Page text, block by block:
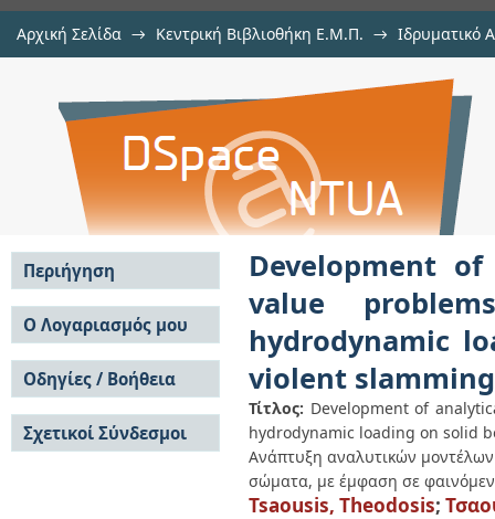
Αρχική Σελίδα → Κεντρική Βιβλιοθήκη Ε.Μ.Π. → Ιδρυματικό
Development of analytical
determination of the
violent slamming of free-surface
Development
value
hydrodynamic
violent
Τίτλος: Development of
hydrodynamic loading on solid
Ανάπτυξη αναλυτικών
σώματα, με έμφαση σε
Tsaousis, Theodosis;
Περιήγηση
Σε όλο το DSpace
Κοινότητες & Συλλογές
Ανά Ημερομηνία
Έκδοσης
Συγγραφείς
Τίτλοι
Θέματα
Ο Λογαριασμός μου
Σύνδεση
Εγγραφή
Οδηγίες / Βοήθεια
Οδηγίες Υποβολής
Οδηγίες Χρήσης ΙΑ
Συχνές Ερωτήσεις
Σχετικοί Σύνδεσμοι